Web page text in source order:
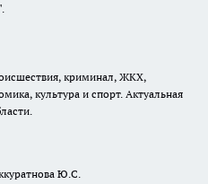
криминал, ЖКХ,
культура и спорт. Актуальная
Ю.С.